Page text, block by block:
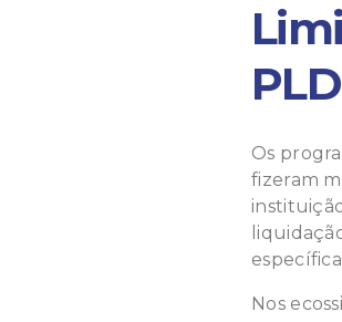
Os
fizeram
Nos